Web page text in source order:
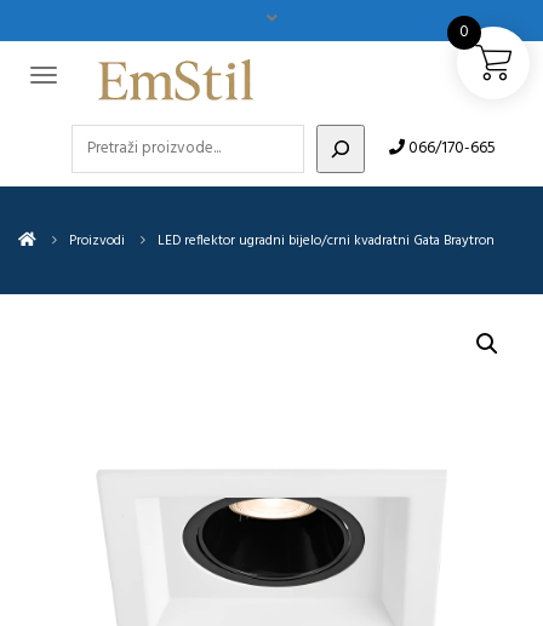
066/170-665
Proizvodi LED reflektor ugradni bijelo/crni kvadratni Gata Braytron
0